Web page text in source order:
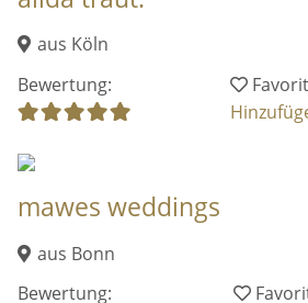
aus Bonn
Bewertung:
DAS IST TRAUCHECK